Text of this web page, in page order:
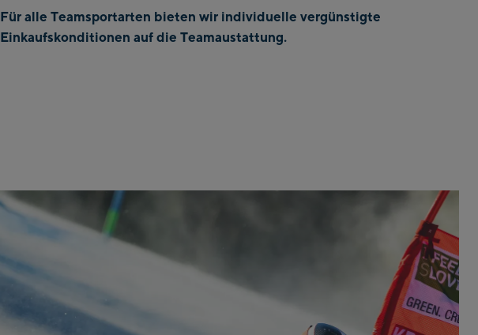
Für alle Teamsportarten bieten wir individuelle vergünstigte
Einkaufskonditionen auf die Teamaustattung.